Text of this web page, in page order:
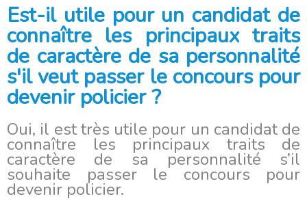
Est-il utile pour un candidat de
connaître les principaux traits
de caractère de sa personnalité
s'il veut passer le concours pour
devenir policier ?
Oui, il est très utile pour un candidat de
connaître les principaux traits de
caractère de sa personnalité s’il
souhaite passer le concours pour
devenir policier.